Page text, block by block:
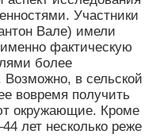
Участники
Вале) имели
фактическую
более
Возможно, в сельской
вовремя получить
окружающие. Кроме
лет несколько реже